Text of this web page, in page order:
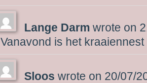
Lange Darmwrote on
Vanavond is het
Slooswrote on 20/07/